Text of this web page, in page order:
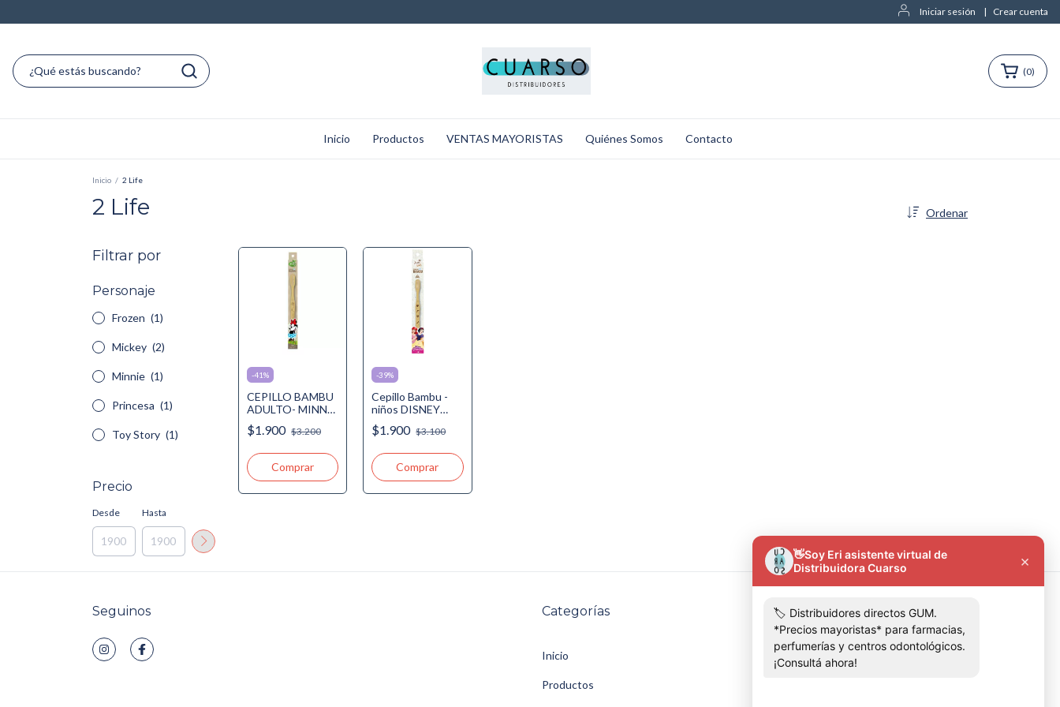
Iniciar sesión | Crear cuenta
(0)
Inicio Productos VENTAS MAYORISTAS Quiénes Somos Contacto
Inicio / 2 Life
2 Life Ordenar
Filtrar por
Personaje
Frozen (1)
Mickey (2)
Minnie (1)
Princesa (1)
Toy Story (1)
Precio
Desde Hasta
-41%
CEPILLO BAMBU
ADULTO- MINNIE
O MICKEY- 2 Life
$1.900 $3.200
Comprar
-39%
Cepillo Bambu -
niños DISNEY
VARIEDAD DE
DISEÑOS - 2 LIFE
$1.900 $3.100
Comprar
Seguinos Categorías
Inicio
Productos
Contactános
+5491136303081